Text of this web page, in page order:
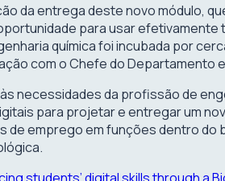
da entrega deste novo módulo,
para usar
química foi incubada por
com o Chefe do Departamento
necessidades da profissão de
para projetar e entregar um
de emprego em funções dentro